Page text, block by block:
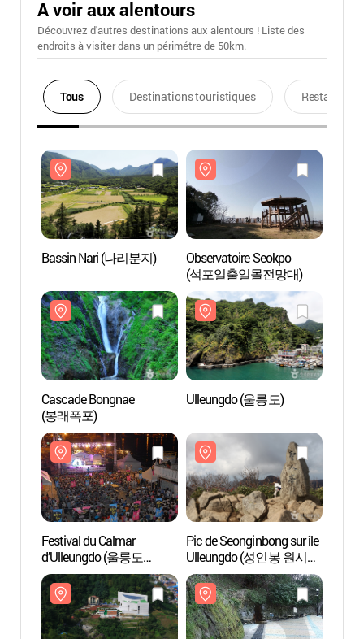
A voir aux alentours
Découvrez d'autres destinations aux alentours ! Liste des
endroits à visiter dans un périmétre de 50km.
Tous Destinations touristiques Restaurants
Bassin Nari (나리분지)
Observatoire Seokpo
(석포일출일몰전망대)
Cascade Bongnae
(봉래폭포)
Ulleungdo (울릉도)
Festival du Calmar
d’Ulleungdo (울릉도
오징어축제)
Pic de Seonginbong sur île
Ulleungdo (성인봉 원시림
(울릉도, 독도
국가지질공원))